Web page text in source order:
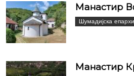
Манастир
Шумадијска
Манастир